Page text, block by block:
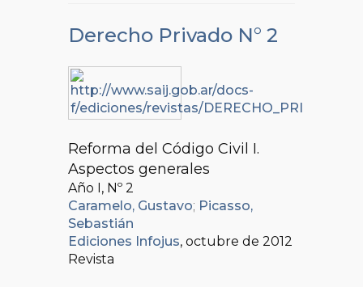
Derecho Privado N° 2
Reforma del Código Civil I.
Aspectos generales
Año I, Nº 2
Caramelo, Gustavo; Picasso,
Sebastián
Ediciones Infojus, octubre de 2012
Revista